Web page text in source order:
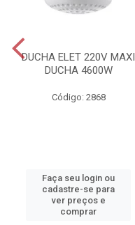
DUCHA ELET 220V MAXI
DUCHA 4600W
Código: 2868
Faça seu login ou
cadastre-se para
ver preços e
comprar